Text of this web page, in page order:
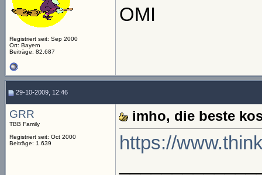
Registriert seit: Sep 2000
Ort: Bayern
Beiträge: 82.687
OMI
29-10-2009, 12:46
GRR
TBB Family
Registriert seit: Oct 2000
Beiträge: 1.639
imho, die beste
https://